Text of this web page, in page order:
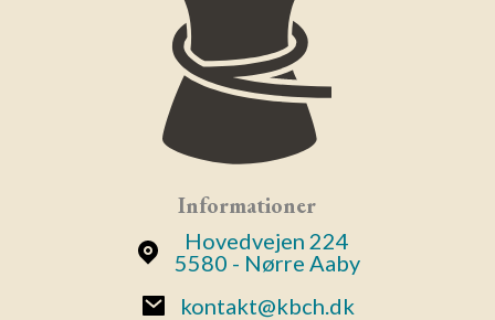
Informationer
Hovedvejen 224
5580 - Nørre Aaby
kontakt@kbch.dk